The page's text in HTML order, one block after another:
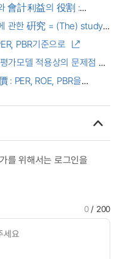
會計利益의 役割 :
으로
관한 硏究 = (The) study
PBR기준으로
가모델 적용상의 문제점 =
Cash Flow model
PER, ROE, PBR을
를 위해서는 로그인을
0/ 200